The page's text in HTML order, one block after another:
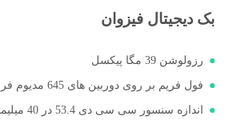
بک دیجیتال فیزوان
رزولوشن 39 مگا پیکسل
فول فریم بر روی دوربین های 645 مدیوم فرمت
اندازه سنسور سی سی دی 53.4 در 40 میلیمتر